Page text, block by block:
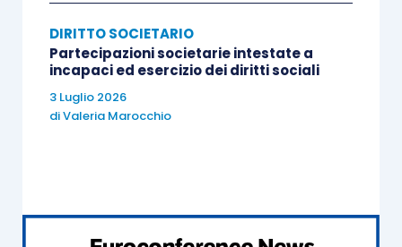
presieduta da una diversa persona;
l’assemblea di rinvio può tenersi in un
luogo diverso
svolta l’assemblea rinviata;
giorno dell’assemblea rinviata.
DIRITTO SOCIETARIO
Partecipazioni societarie intestate a
incapaci ed esercizio dei diritti sociali
3 Luglio 2026
diValeria Marocchio